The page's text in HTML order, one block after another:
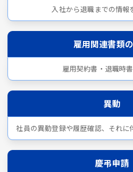
入社から退職までの情報
雇用関連書類
雇用契約書・退職時
異動
社員の異動登録や履歴確認、それ
慶弔申請